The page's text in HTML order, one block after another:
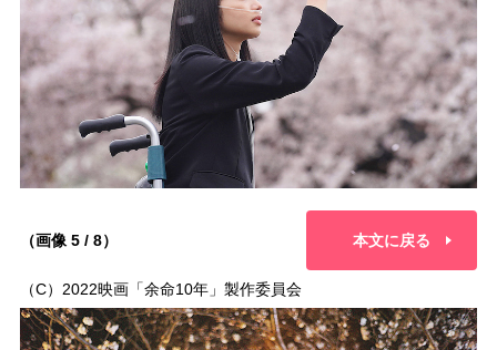
（画像 5 / 8） 本文に戻る
（C）2022映画「余命10年」製作委員会